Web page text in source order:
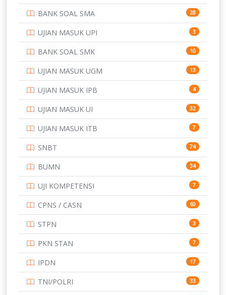
BANK SOAL SMA 28
UJIAN MASUK UPI 3
BANK SOAL SMK 10
UJIAN MASUK UGM 13
UJIAN MASUK IPB 4
UJIAN MASUK UI 32
UJIAN MASUK ITB 7
SNBT 74
BUMN 34
UJI KOMPETENSI 7
CPNS / CASN 60
STPN 3
PKN STAN 7
IPDN 17
TNI/POLRI 33